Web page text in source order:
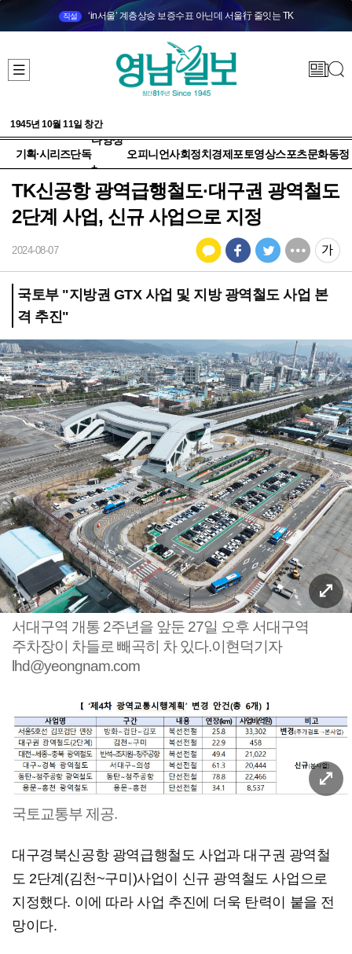
직설 ‘in서울’ 계층상승 보증수표 아닌데 서울行 줄잇는 TK
1945년 10월 11일 창간
기획·시리즈단독
다양성
+
오피니언사회정치 경제 포토영상스포츠문화동정
TK신공항 광역급행철도·대구권 광역철도
2단계 사업, 신규 사업으로 지정
2024-08-07
국토부 "지방권 GTX 사업 및 지방 광역철도 사업 본
격 추진"
서대구역 개통 2주년을 앞둔 27일 오후 서대구역
주차장이 차들로 빼곡히 차 있다.이현덕기자
lhd@yeongnam.com
국토교통부 제공.
대구경북신공항 광역급행철도 사업과 대구권 광역철
도 2단계(김천~구미)사업이 신규 광역철도 사업으로
지정했다. 이에 따라 사업 추진에 더욱 탄력이 붙을 전
망이다.